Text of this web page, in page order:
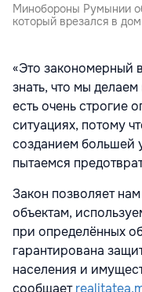
Минобороны Румынии
который врезался в
«Это закономерный
знать, что мы
есть очень строгие
ситуациях, потому
созданием большей
пытаемся
Закон позволяет
объектам,
при определённых
гарантирована
населения и
сообщает